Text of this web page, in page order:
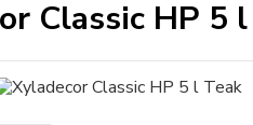
Classic HP 5